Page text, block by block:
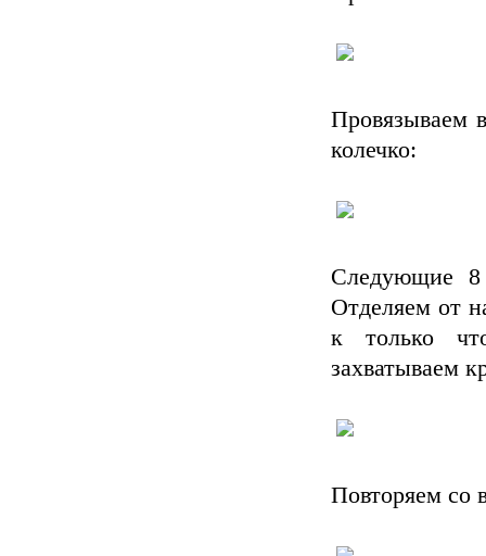
Провязываем
колечко:
Следующие 8
Отделяем от
к только
захватываем
Повторяем со